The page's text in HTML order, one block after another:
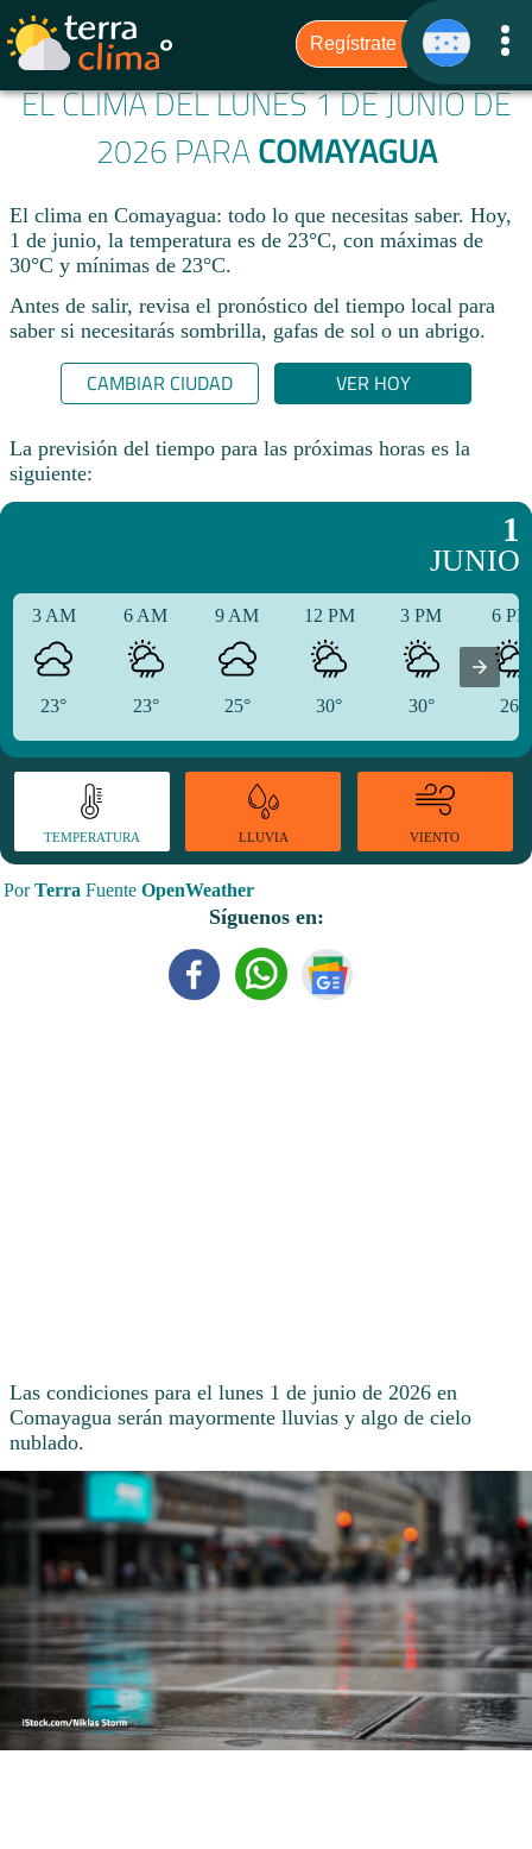
EL CLIMA DEL LUNES 1 DE JUNIO DE
2026 PARA COMAYAGUA
El clima en Comayagua: todo lo que necesitas saber. Hoy,
1 de junio, la temperatura es de 23°C, con máximas de
30°C y mínimas de 23°C.
Antes de salir, revisa el pronóstico del tiempo local para
saber si necesitarás sombrilla, gafas de sol o un abrigo.
CAMBIAR CIUDAD VER HOY
La previsión del tiempo para las próximas horas es la
siguiente:
1
JUNIO
3 AM
23°
6 AM
23°
9 AM
25°
12 PM
30°
3 PM
30°
6
26°
TEMPERATURA LLUVIA VIENTO
PorTerra Fuente OpenWeather
Síguenos en:
Las condiciones para el lunes 1 de junio de 2026 en
Comayagua serán mayormente lluvias y algo de cielo
nublado.